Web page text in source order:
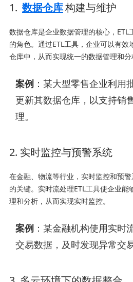
1. 数据仓库构建与维护
数据仓库是企业数据管理的核心，
的角色。通过ETL工具，企业可以有
仓库中，从而实现统一的数据管理和分
案例 ：某大型零售企业利用
更新其数据仓库，以支持销
理。
2. 实时监控与预警系统
在金融、物流等行业，实时监控和预
的关键。实时流处理ETL工具使企业能
理和分析，从而实现实时监控。
案例 ：某金融机构使用实时
交易数据，及时发现异常交